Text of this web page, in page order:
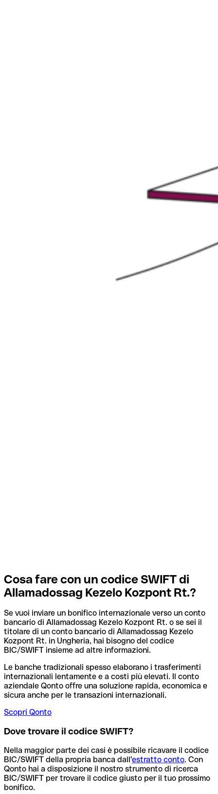
Cosa fare con un codice SWIFT di
Allamadossag Kezelo Kozpont Rt.?
Se vuoi inviare un bonifico internazionale verso un conto
bancario di Allamadossag Kezelo Kozpont Rt. o se sei il
titolare di un conto bancario di Allamadossag Kezelo
Kozpont Rt. in Ungheria, hai bisogno del codice
BIC/SWIFT insieme ad altre informazioni.
Le banche tradizionali spesso elaborano i trasferimenti
internazionali lentamente e a costi più elevati. Il conto
aziendale Qonto offre una soluzione rapida, economica e
sicura anche per le transazioni internazionali.
Scopri Qonto
Dove trovare il codice SWIFT?
Nella maggior parte dei casi è possibile ricavare il codice
BIC/SWIFT della propria banca dall'estratto conto. Con
Qonto hai a disposizione il nostro strumento di ricerca
BIC/SWIFT per trovare il codice giusto per il tuo prossimo
bonifico.